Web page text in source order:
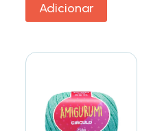
Adicionar